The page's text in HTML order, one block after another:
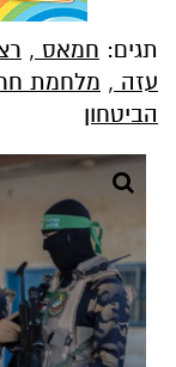
תגים: חמאס ,
עזה , מלחמת
הביטחון